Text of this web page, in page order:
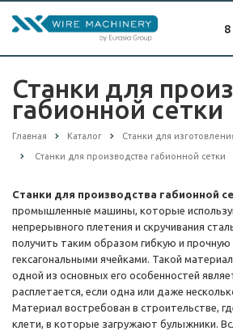
Станки для
габионной сетки
Главная Каталог Cтанки для
Станки для производства габионной сетки
Станки для производства габионной
промышленные машины, которые
непрерывного плетения и скручивания
получить таким образом гибкую и прочную
гексагональными ячейками. Такой
одной из основных его особенностей
расплетается, если одна или даже
Материал востребован в строительстве,
клети, в которые загружают булыжники.